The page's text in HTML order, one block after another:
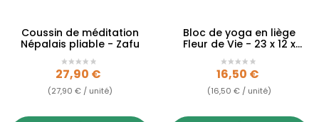
Coussin de méditation
Népalais pliable - Zafu
Prix
27,90 €
(27,90 € / unité)
Bloc de yoga en liège
Fleur de Vie - 23 x 12 x
7.5cm
Prix
16,50 €
(16,50 € / unité)